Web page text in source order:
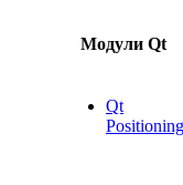
Модули Qt
Qt
Positioning